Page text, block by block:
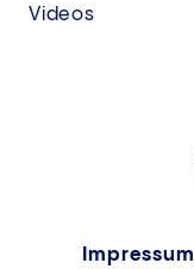
Videos
Impressum